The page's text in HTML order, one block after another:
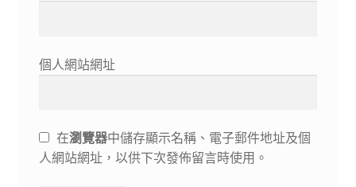
個人網站網址
在瀏覽器中儲存顯示名稱、電子郵件地址及個
人網站網址，以供下次發佈留言時使用。